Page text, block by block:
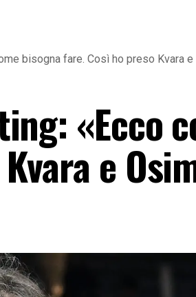
bisogna fare. Così ho preso Kvara e
«Ecco
e